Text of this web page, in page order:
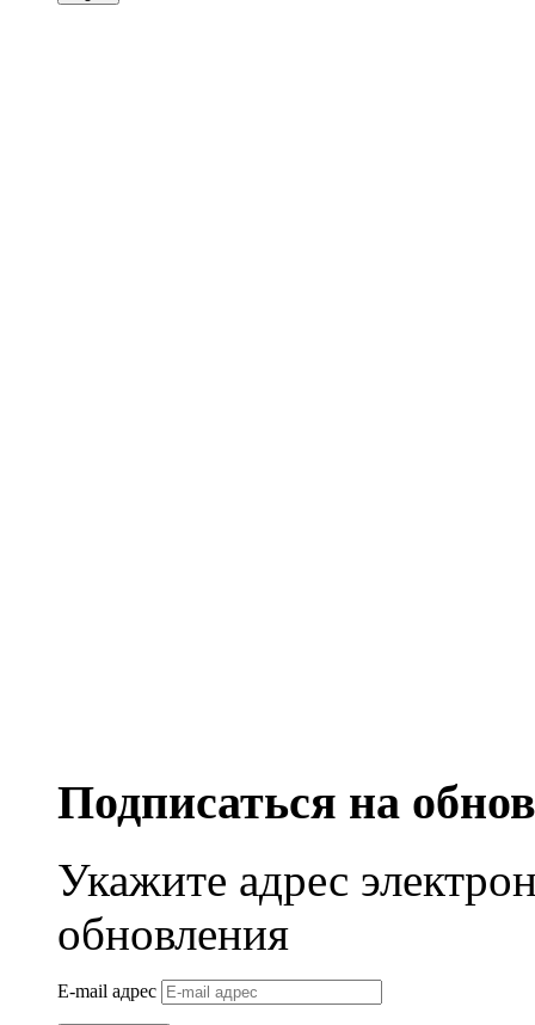
Подписаться на
Укажите адрес
обновления
E-mail адрес